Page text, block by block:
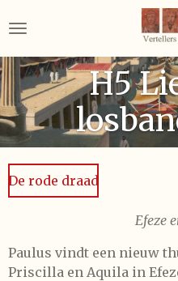
direct
naar
de
hoofdinhoudH5
De rode draad
Efeze
Paulus vindt een nieuw
Priscilla en Aquila in